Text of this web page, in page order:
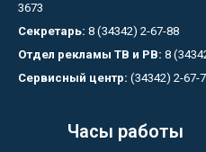
3673
Секретарь: 8 (34342) 2-67-88
Отдел рекламы ТВ и РВ: 8
Сервисный центр: (34342) 2-67-
Часы работы